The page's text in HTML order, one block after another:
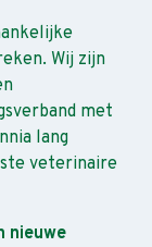
Wij zijn
met
lang
veterinaire
nieuwe